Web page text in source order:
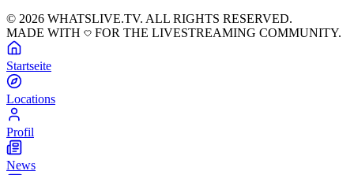
© 2026 WHATSLIVE.TV. ALL RIGHTS RESERVED.
MADE WITH
FOR THE LIVESTREAMING COMMUNITY.
Startseite
Locations
Profil
News